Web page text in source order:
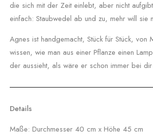
die sich mit der Zeit einlebt, aber nicht
einfach: Staubwedel ab und zu, mehr will sie
Agnes ist handgemacht, Stück für Stück, von
wissen, wie man aus einer Pflanze einen
der aussieht, als wäre er schon immer bei
Details
Maße: Durchmesser 40 cm x Höhe 45 cm